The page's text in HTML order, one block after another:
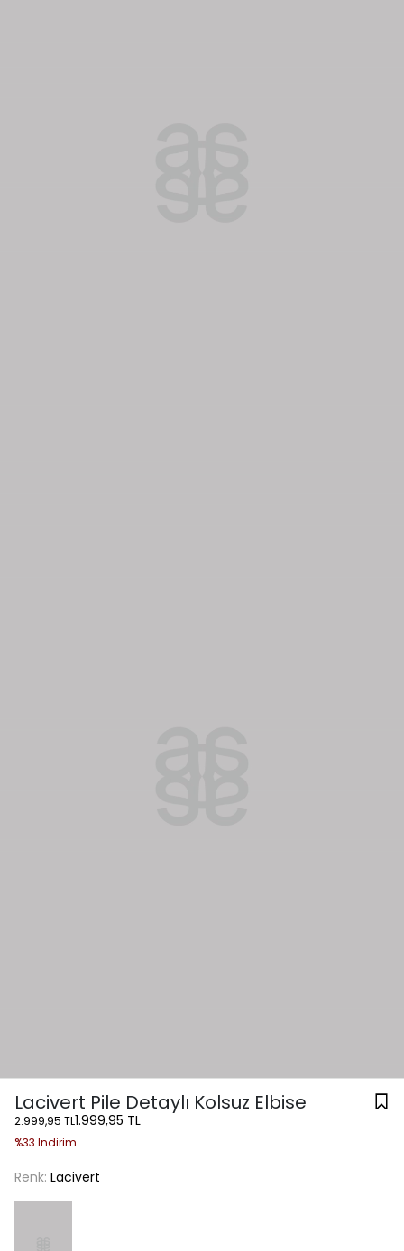
Lacivert Pile Detaylı Kolsuz Elbise
2.999,95 TL1.999,95 TL
%33 İndirim
Renk: Lacivert